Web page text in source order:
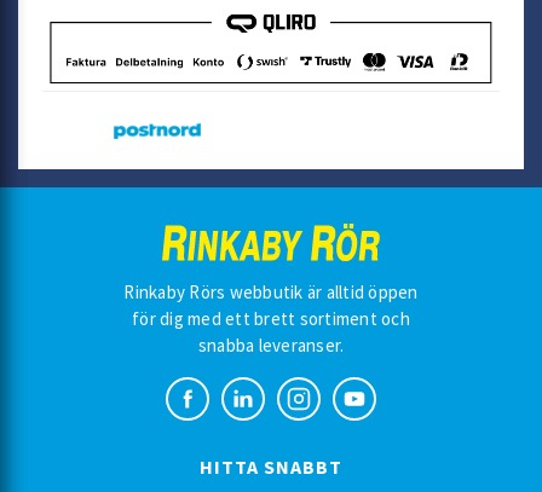
Rinkaby Rörs webbutik är alltid öppen
för dig med ett brett sortiment och
snabba leveranser.
HITTA SNABBT